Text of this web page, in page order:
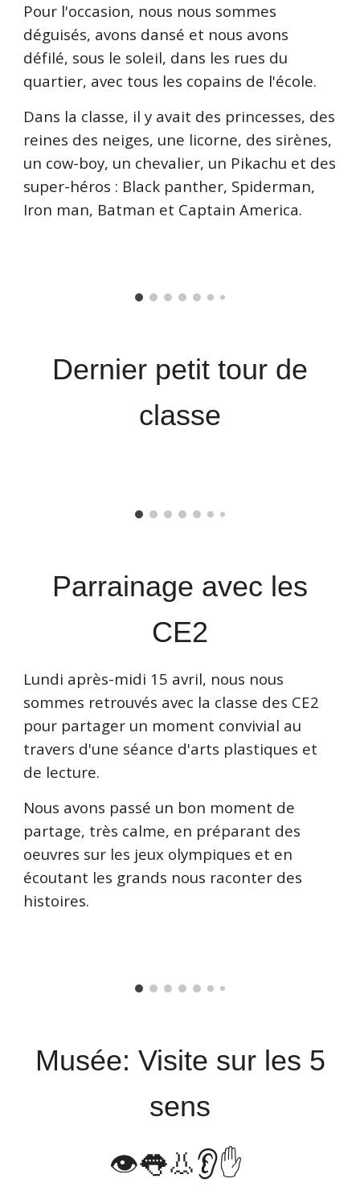
Pour l'occasion, nous nous sommes
déguisés, avons dansé et nous avons
défilé, sous le soleil, dans les rues du
quartier, avec tous les copains de l'école.
Dans la classe, il y avait des princesses, des
reines des neiges, une licorne, des sirènes,
un cow-boy, un chevalier, un Pikachu et des
super-héros : Black panther, Spiderman,
Iron man, Batman et Captain America.
Dernier petit tour de
classe
Parrainage avec les
CE2
Lundi après-midi 15 avril, nous nous
sommes retrouvés avec la classe des CE2
pour partager un moment convivial au
travers d'une séance d'arts plastiques et
de lecture.
Nous avons passé un bon moment de
partage, très calme, en préparant des
oeuvres sur les jeux olympiques et en
écoutant les grands nous raconter des
histoires.
Musée: Visite sur les 5
sens
👁️👅👃👂✋